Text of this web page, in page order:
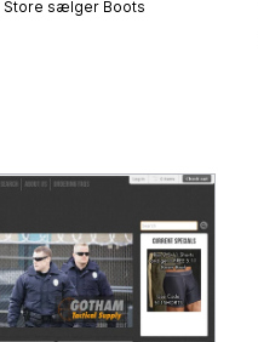
Store sælger Boots